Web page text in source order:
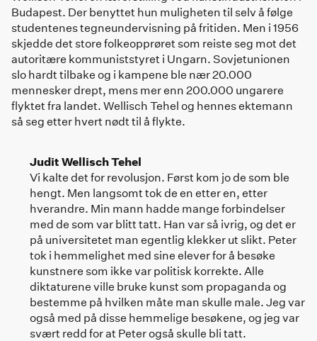
Budapest. Der benyttet hun muligheten til selv å følge
studentenes tegneundervisning på fritiden. Men i 1956
skjedde det store folkeopprøret som reiste seg mot det
autoritære kommuniststyret i Ungarn. Sovjetunionen
slo hardt tilbake og i kampene ble nær 20.000
mennesker drept, mens mer enn 200.000 ungarere
flyktet fra landet. Wellisch Tehel og hennes ektemann
så seg etter hvert nødt til å flykte.
Judit Wellisch Tehel
Vi kalte det for revolusjon. Først kom jo de som ble
hengt. Men langsomt tok de en etter en, etter
hverandre. Min mann hadde mange forbindelser
med de som var blitt tatt. Han var så ivrig, og det er
på universitetet man egentlig klekker ut slikt. Peter
tok i hemmelighet med sine elever for å besøke
kunstnere som ikke var politisk korrekte. Alle
diktaturene ville bruke kunst som propaganda og
bestemme på hvilken måte man skulle male. Jeg var
også med på disse hemmelige besøkene, og jeg var
svært redd for at Peter også skulle bli tatt.